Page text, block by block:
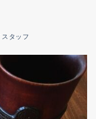
スタッフ